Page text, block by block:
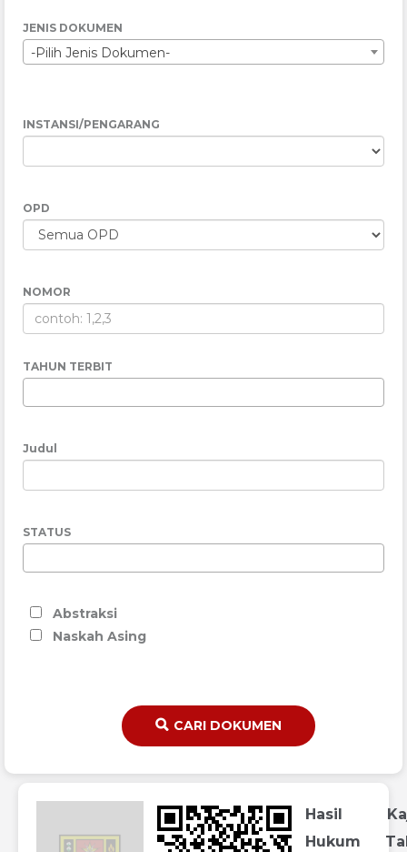
JENIS DOKUMEN
-Pilih Jenis Dokumen-
INSTANSI/PENGARANG
OPD
NOMOR
TAHUN TERBIT
Judul
STATUS
Abstraksi
Naskah Asing
CARI DOKUMEN
Hasil
Hukum